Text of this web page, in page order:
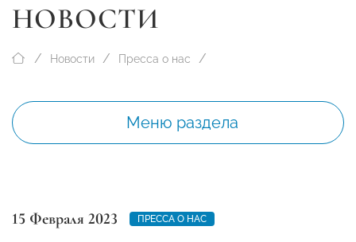
НОВОСТИ
Новости Пресса о нас
Меню раздела
15 Февраля 2023 ПРЕССА О НАС